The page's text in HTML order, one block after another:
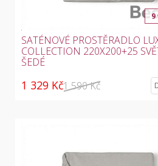
SATÉNOVÉ PROSTĚRADLO
COLLECTION 220X200+25
ŠEDÉ
1 329 Kč1 590 Kč